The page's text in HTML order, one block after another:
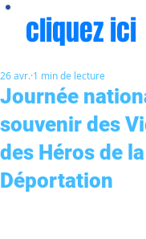
cliquez ici
Journée
souvenir des
des Héros de la
Déportation
26 avr. 1 min de lecture